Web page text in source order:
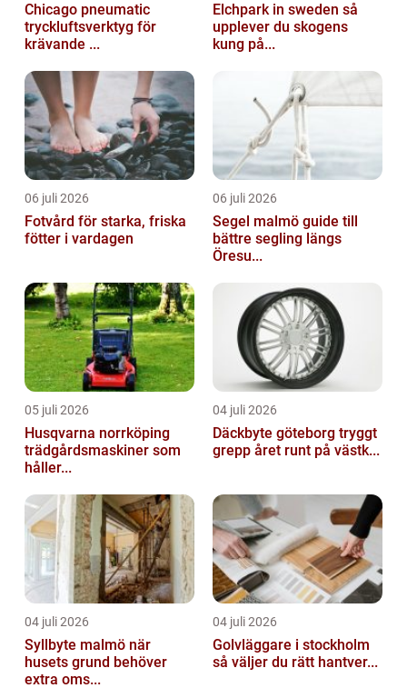
Chicago pneumatic
tryckluftsverktyg för
krävande ...
Elchpark in sweden så
upplever du skogens
kung på...
06 juli 2026
Fotvård för starka, friska
fötter i vardagen
06 juli 2026
Segel malmö guide till
bättre segling längs
Öresu...
05 juli 2026
Husqvarna norrköping
trädgårdsmaskiner som
håller...
04 juli 2026
Däckbyte göteborg tryggt
grepp året runt på västk...
04 juli 2026
Syllbyte malmö när
husets grund behöver
extra oms...
04 juli 2026
Golvläggare i stockholm
så väljer du rätt hantver...